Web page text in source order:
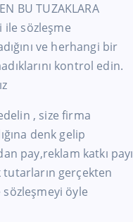
BU TUZAKLARA
ile sözleşme
ve herhangi bir
kontrol edin.
, size firma
denk gelip
pay,reklam katkı payı
tutarların gerçekten
sözleşmeyi öyle